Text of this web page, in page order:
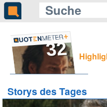
32
Storys des Tages